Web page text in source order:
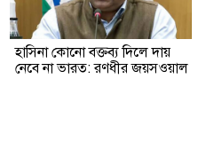
হাসিনা কোনো বক্তব্য দিলে দায়
নেবে না ভারত: রণধীর জয়সওয়াল